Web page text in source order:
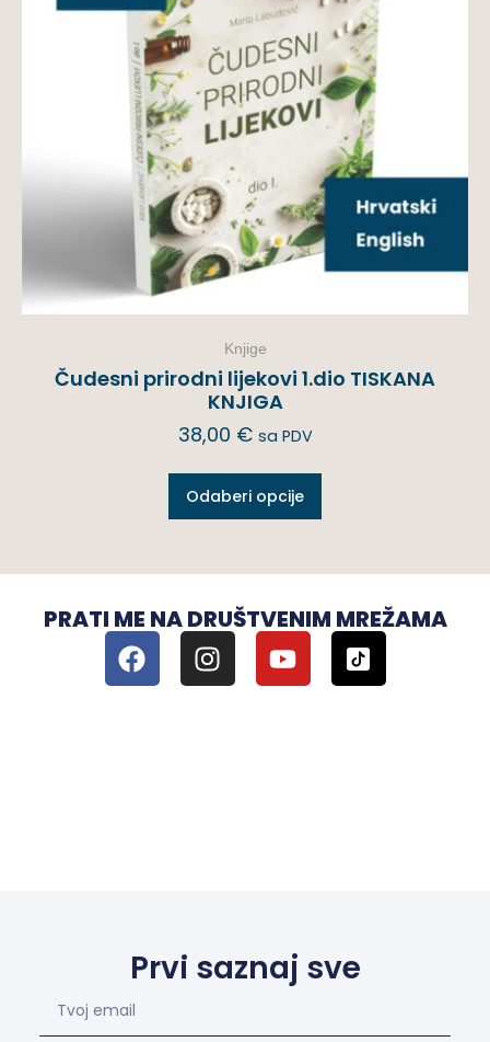
Knjige
Čudesni prirodni lijekovi 1.dio TISKANA
KNJIGA
38,00 € sa PDV
Odaberi opcije
PRATI ME NA DRUŠTVENIM MREŽAMA
Prvi saznaj sve